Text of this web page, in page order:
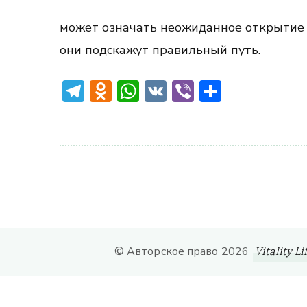
может означать неожиданное
они подскажут правильный путь.
Telegram
Odnoklassniki
WhatsApp
VKViber
© Авторское право 2026 Vitality